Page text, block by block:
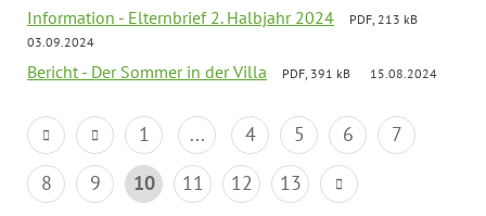
Information - Elternbrief 2. Halbjahr 2024
PDF, 213 kB
03.09.2024
Bericht - Der Sommer in der Villa PDF, 391 kB 15.08.2024
1 ... 4 5 6
7
8
9 10 11 12 13